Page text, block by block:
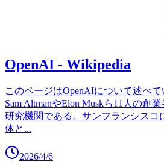
OpenAI - Wikipedia
このページはOpenAIについて述べて
Sam AltmanやElon Muskら11人の創
研究機関である。サンフランシスコ
体と ...
2026/4/6